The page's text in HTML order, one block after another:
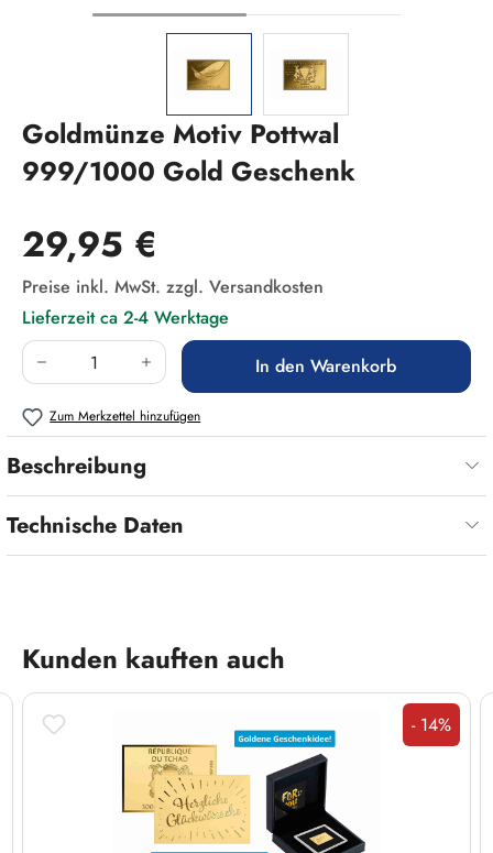
Goldmünze Motiv Pottwal
999/1000 Gold Geschenk
Regulärer Preis:
29,95 €
Preise inkl. MwSt. zzgl. Versandkosten
Lieferzeit ca 2-4 Werktage
Produkt Anzahl: Gib den gewünschten Wert
In den Warenkorb
Zum Merkzettel hinzufügen
Beschreibung
Technische Daten
Produktgalerie überspringen
Kunden kauften auch
Rabatt
- 14%